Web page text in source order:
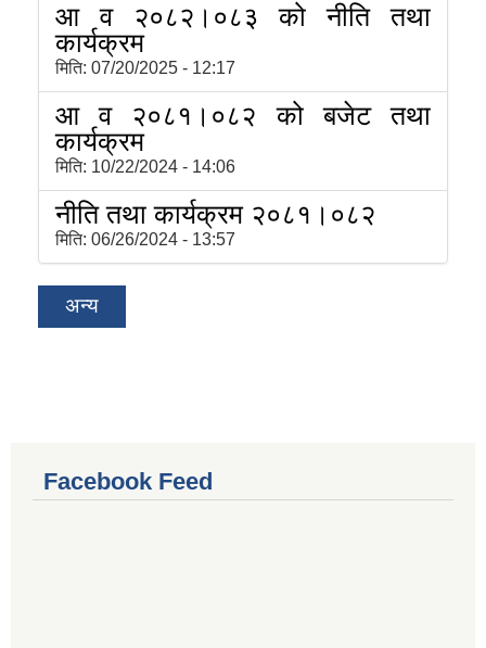
आ व २०८२।०८३ को नीति तथा
कार्यक्रम
मिति: 07/20/2025 - 12:17
आ व २०८१।०८२ को बजेट तथा
कार्यक्रम
मिति: 10/22/2024 - 14:06
नीति तथा कार्यक्रम २०८१।०८२
मिति: 06/26/2024 - 13:57
अन्य
Facebook Feed